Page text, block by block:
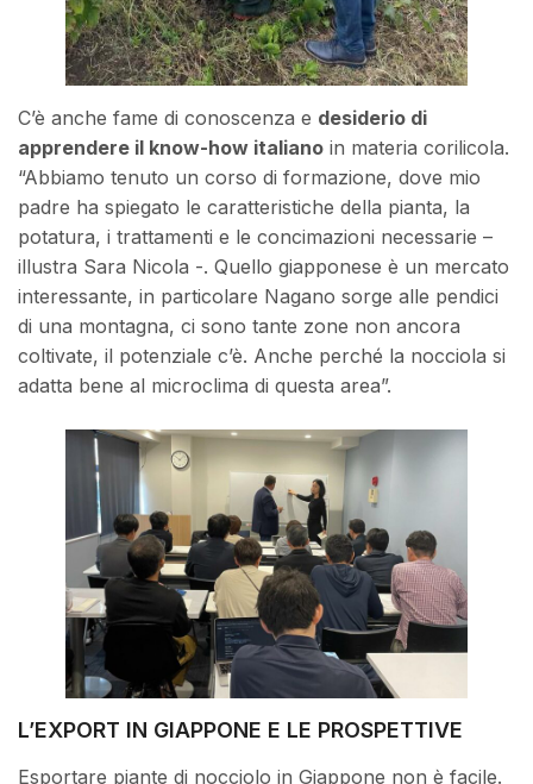
C’è anche fame di conoscenza e desiderio di
apprendere il know-how italiano in materia corilicola.
“Abbiamo tenuto un corso di formazione, dove mio
padre ha spiegato le caratteristiche della pianta, la
potatura, i trattamenti e le concimazioni necessarie –
illustra Sara Nicola -. Quello giapponese è un mercato
interessante, in particolare Nagano sorge alle pendici
di una montagna, ci sono tante zone non ancora
coltivate, il potenziale c’è. Anche perché la nocciola si
adatta bene al microclima di questa area”.
L’EXPORT IN GIAPPONE E LE PROSPETTIVE
Esportare piante di nocciolo in Giappone non è facile.